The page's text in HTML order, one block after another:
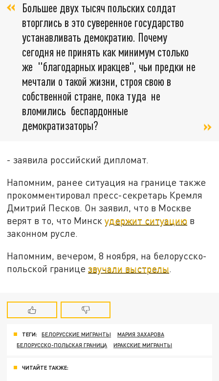
Большее двух тысяч польских солдат
вторглись в это суверенное государство
устанавливать демократию. Почему
сегодня не принять как минимум столько
же "благодарных иракцев", чьи предки не
мечтали о такой жизни, строя свою в
собственной стране, пока туда не
вломились беспардонные
демократизаторы?
- заявила российский дипломат.
Напомним, ранее ситуация на границе также
прокомментировал пресс-секретарь Кремля
Дмитрий Песков. Он заявил, что в Москве
верят в то, что Минскудержит ситуацию в
законном русле.
Напомним, вечером, 8 ноября, на белорусско-
польской границезвучали выстрелы.
ТЕГИ: БЕЛОРУССКИЕ МИГРАНТЫ
МАРИЯ ЗАХАРОВА
БЕЛОРУССКО-ПОЛЬСКАЯ ГРАНИЦА
ИРАКСКИЕ МИГРАНТЫ
ЧИТАЙТЕ ТАКЖЕ: